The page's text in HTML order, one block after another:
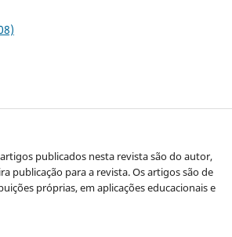
publicados nesta revista são do autor,
publicação para a revista. Os artigos são de
próprias, em aplicações educacionais e